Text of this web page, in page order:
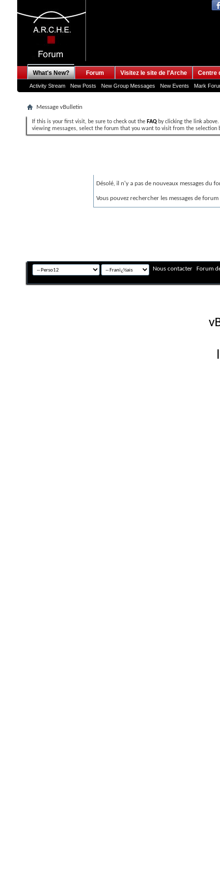
What's New?
Activity Stream New Posts New Group Messages New Events Mark
Forum Visitez le site de l'Arche Centre
Message vBulletin
If this is your first visit, be sure to check out the FAQ by clicking the link
viewing messages, select the forum that you want to visit from the selection
Désolé, il n'y a pas de nouveaux messages du
Vous pouvez rechercher les messages de
Nous contacter Forum